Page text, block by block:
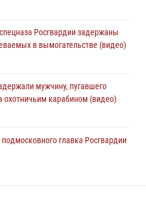
Росгвардии задержаны
в вымогательстве (видео)
мужчину, пугавшего
охотничьим карабином (видео)
главка Росгвардии